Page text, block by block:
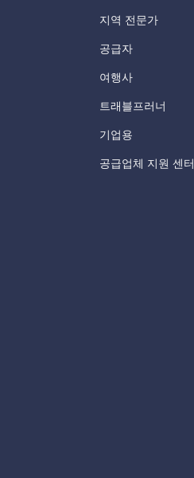
지역 전문가
공급자
여행사
트래블프러너
기업용
공급업체 지원 센터